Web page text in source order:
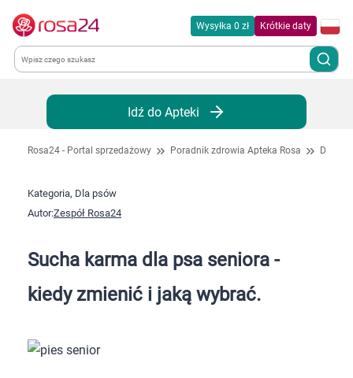
Wysyłka 0 zł Krótkie daty
Kategorie
Chemia gospodarcza
Dla zwierząt
Dziecko
Idź do Apteki
Rosa24 - Portal sprzedażowy Poradnik zdrowia Apteka Rosa Dla
Kategoria, Dla psów
Autor:Zespół Rosa24
Sucha karma dla psa seniora -
kiedy zmienić i jaką wybrać.